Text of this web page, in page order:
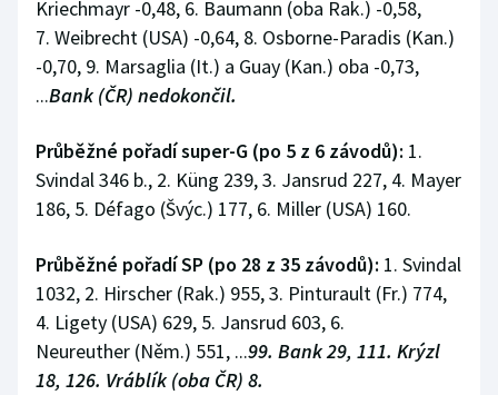
Jezdectví
Judo
Krasobruslení
Lezení
Lyže a snowboard
Moderní pětiboj
Motorsport
Kriechmayr -0,48, 6. Baumann (oba Rak.) -0,58,
7. Weibrecht (USA) -0,64, 8. Osborne-Paradis (Kan.)
-0,70, 9. Marsaglia (It.) a Guay (Kan.) oba -0,73,
...Bank (ČR) nedokončil.
Průběžné pořadí super-G (po 5 z 6 závodů): 1.
Svindal 346 b., 2. Küng 239, 3. Jansrud 227, 4. Mayer
186, 5. Défago (Švýc.) 177, 6. Miller (USA) 160.
Průběžné pořadí SP (po 28 z 35 závodů): 1. Svindal
1032, 2. Hirscher (Rak.) 955, 3. Pinturault (Fr.) 774,
4. Ligety (USA) 629, 5. Jansrud 603, 6.
Neureuther (Něm.) 551, ...99. Bank 29, 111. Krýzl
18, 126. Vráblík (oba ČR) 8.